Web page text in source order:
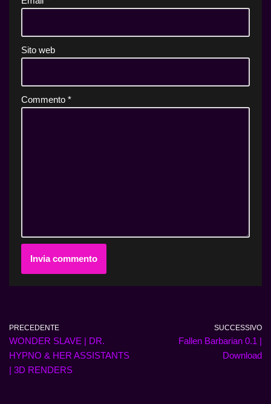
Sito web
Commento *
PRECEDENTE
WONDER SLAVE | DR.
HYPNO & HER ASSISTANTS
| 3D RENDERS
SUCCESSIVO
Fallen Barbarian 0.1 |
Download